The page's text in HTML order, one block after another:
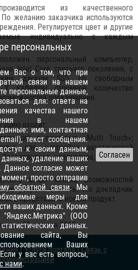
из качественного
желанию заказчика используются
Регулируется цвет и другие
индивидуально с каждым
персональный компьютер,
Intel Core третьего поколения, с
диском SSD со свободным
У кафедры огромное количество
подключения.
входит:
с помощью «Multi Touch»;
для настройки акустической
клавиатура; усилитель
выше списка возможностей
уверено сказать, что докладчик
представить новый продукт.
30 августа 2018
|Услуги портала|Связь с
персональных
Вас о том, что при
связи на нашем
персональные данные,
для: ответа на
качества нашего
в нашем
имя, контактная
текст сообщения.
к своим данным,
удаление ваших
согласие может
просто отправив
обратной связи. Мы
меры для
ваших данных. Кроме
(ООО
данных.
сайта, Вы
Ваших
у вас есть вопросы,
нами.